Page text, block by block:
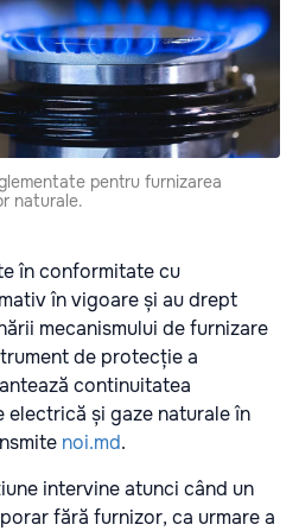
pentru furnizarea
naturale.
în conformitate cu
în vigoare și au drept
mecanismului de furnizare
de protecție a
continuitatea
și gaze naturale în
noi.md.
intervine atunci când un
fără furnizor, ca urmare a